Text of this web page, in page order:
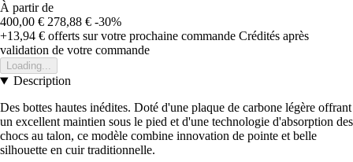
À partir de
400,00 € 278,88 € -30%
+13,94 € offerts sur votre prochaine commande Crédités après
validation de votre commande
Loading...
Description
Des bottes hautes inédites. Doté d'une plaque de carbone légère offrant
un excellent maintien sous le pied et d'une technologie d'absorption des
chocs au talon, ce modèle combine innovation de pointe et belle
silhouette en cuir traditionnelle.